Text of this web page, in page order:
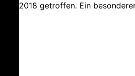
2018 getroffen. Ein